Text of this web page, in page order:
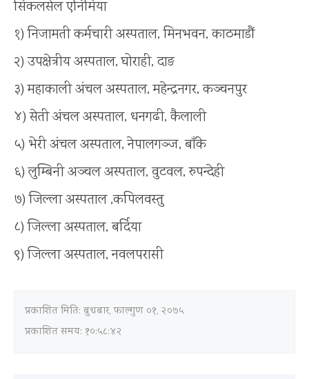
सिकलसेल एनिमिया
१) निजामती कर्मचारी अस्पताल, मिनभवन, काठमाडौं
२) उपक्षेत्रीय अस्पताल, घोराही, दाङ
३) महाकाली अंचल अस्पताल, महेन्द्रनगर, कञ्चनपुर
४) सेती अंचल अस्पताल, धनगढी, कैलाली
५) भेरी अंचल अस्पताल, नेपालगञ्ज, बाँके
६) लुम्बिनी अञ्चल अस्पताल, वुटवल, रुपन्देही
७) जिल्ला अस्पताल ,कपिलवस्तु
८) जिल्ला अस्पताल, बर्दिया
९) जिल्ला अस्पताल, नवलपरासी
प्रकाशित मिति: बुधबार, फाल्गुण ०१, २०७५
प्रकाशित समय: १०:५८:४२